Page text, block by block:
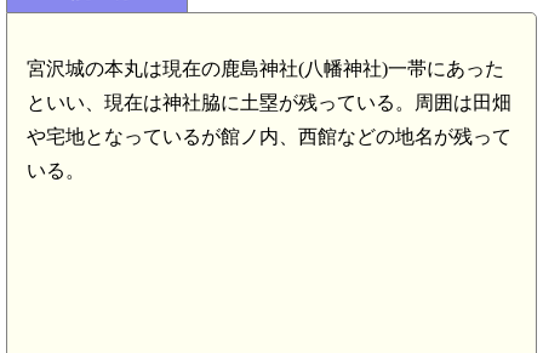
宮沢城の本丸は現在の鹿島神社(八幡神社)一帯にあった
といい、現在は神社脇に土塁が残っている。周囲は田畑
や宅地となっているが館ノ内、西館などの地名が残って
いる。